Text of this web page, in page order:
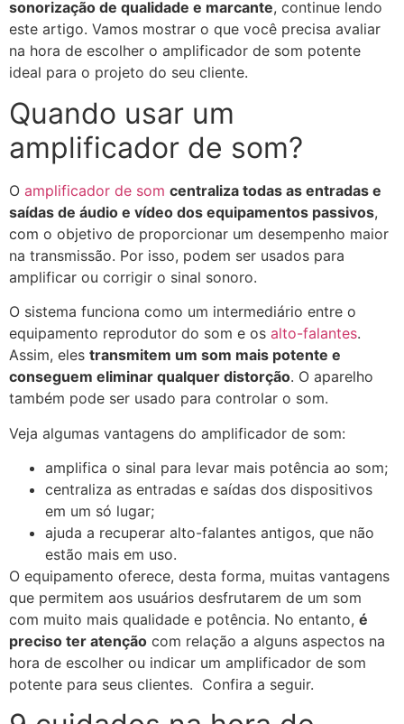
sonorização de qualidade e marcante, continue lendo
este artigo. Vamos mostrar o que você precisa avaliar
na hora de escolher o amplificador de som potente
ideal para o projeto do seu cliente.
Quando usar um
amplificador de som?
O amplificador de som centraliza todas as entradas e
saídas de áudio e vídeo dos equipamentos passivos,
com o objetivo de proporcionar um desempenho maior
na transmissão. Por isso, podem ser usados para
amplificar ou corrigir o sinal sonoro.
O sistema funciona como um intermediário entre o
equipamento reprodutor do som e os alto-falantes.
Assim, eles transmitem um som mais potente e
conseguem eliminar qualquer distorção. O aparelho
também pode ser usado para controlar o som.
Veja algumas vantagens do amplificador de som:
amplifica o sinal para levar mais potência ao som;
centraliza as entradas e saídas dos dispositivos
em um só lugar;
ajuda a recuperar alto-falantes antigos, que não
estão mais em uso.
O equipamento oferece, desta forma, muitas vantagens
que permitem aos usuários desfrutarem de um som
com muito mais qualidade e potência. No entanto, é
preciso ter atenção com relação a alguns aspectos na
hora de escolher ou indicar um amplificador de som
potente para seus clientes. Confira a seguir.